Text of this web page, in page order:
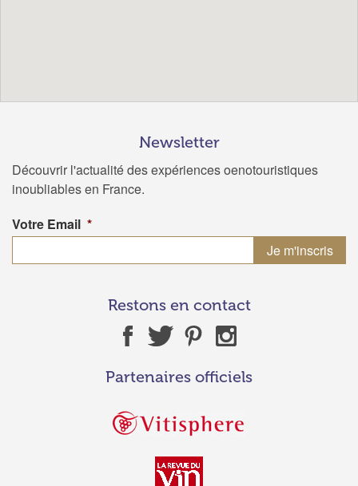
Newsletter
Découvrir l'actualité des expériences oenotouristiques
inoubliables en France.
Votre Email *
Restons en contact
Partenaires officiels